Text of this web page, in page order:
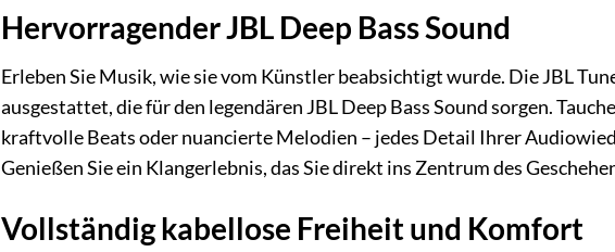
Hervorragender JBL Deep Bass Sound
Erleben Sie Musik, wie sie vom Künstler beabsichtigt wurde. Die JBL
ausgestattet, die für den legendären JBL Deep Bass Sound sorgen.
kraftvolle Beats oder nuancierte Melodien – jedes Detail Ihrer
Genießen Sie ein Klangerlebnis, das Sie direkt ins Zentrum des
Vollständig kabellose Freiheit und Komfort